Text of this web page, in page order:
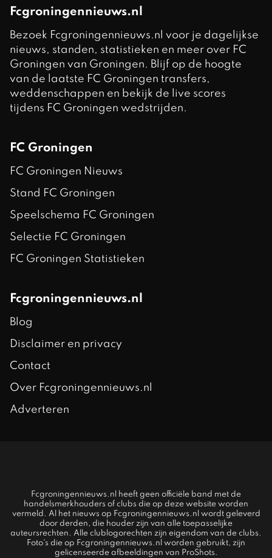
Fcgroningennieuws.nl
Bezoek Fcgroningennieuws.nl voor je dagelijkse
nieuws, standen, statistieken en meer over FC
Groningen van Groningen. Blijf op de hoogte
van de laatste FC Groningen transfers,
weddenschappen en bekijk de live scores
tijdens FC Groningen wedstrijden.
FC Groningen
FC Groningen Nieuws
Stand FC Groningen
Speelschema FC Groningen
Selectie FC Groningen
FC Groningen Statistieken
Fcgroningennieuws.nl
Blog
Disclaimer en privacy
Contact
Over Fcgroningennieuws.nl
Adverteren
Fcgroningennieuws.nl heeft geen officiële band met de
handelsmerkhouders of clubs die op deze website worden
vermeld. Al het nieuws op Fcgroningennieuws.nl wordt geleverd
door derden, die houder zijn van alle toepasselijke
auteursrechten. Alle clublogorechten zijn eigendom van de clubs.
Foto's die op Fcgroningennieuws.nl worden gebruikt, zijn
gelicenseerde afbeeldingen van ProShots.